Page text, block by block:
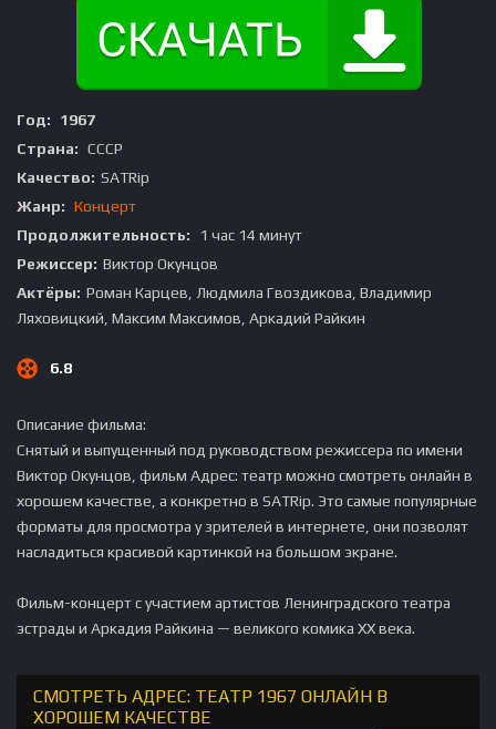
Год:
1967
Страна: СССР
Качество: SATRip
Жанр: Концерт
Продолжительность:
1 час 14 минут
Режиссер: Виктор Окунцов
Актёры: Роман Карцев, Людмила Гвоздикова, Владимир
Ляховицкий, Максим Максимов, Аркадий Райкин
6.8
Описание фильма:
Снятый и выпущенный под руководством режиссера по имени
Виктор Окунцов, фильм Адрес: театр можно смотреть онлайн в
хорошем качестве, а конкретно в SATRip. Это самые популярные
форматы для просмотра у зрителей в интернете, они позволят
насладиться красивой картинкой на большом экране.
Фильм-концерт с участием артистов Ленинградского театра
эстрады и Аркадия Райкина — великого комика XX века.
СМОТРЕТЬ АДРЕС: ТЕАТР 1967 ОНЛАЙН В
ХОРОШЕМ КАЧЕСТВЕ